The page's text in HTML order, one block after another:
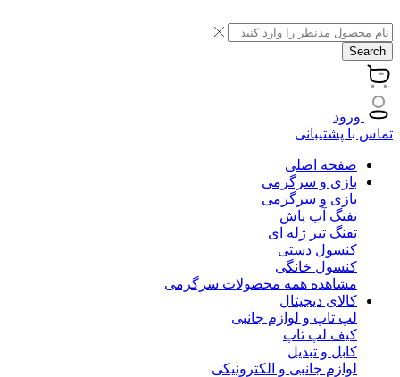
Search
ورود
تماس با پشتیبانی
صفحه اصلی
بازی و سرگرمی
بازی و سرگرمی
تفنگ آب پاش
تفنگ تیر ژله ای
کنسول دستی
کنسول خانگی
مشاهده همه محصولات سرگرمی
کالای دیجیتال
لپ تاپ و لوازم جانبی
کیف لپ تاپ
کابل و تبدیل
لوازم جانبی و الکترونیکی